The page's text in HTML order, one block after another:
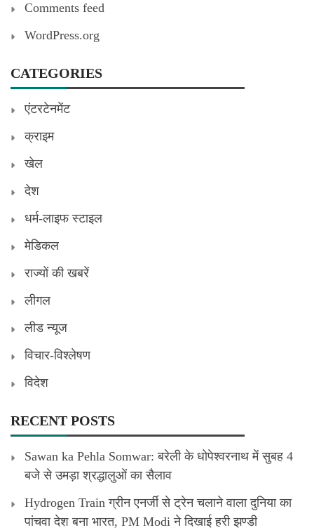
Comments feed
WordPress.org
CATEGORIES
एंटरटेनमेंट
क्राइम
खेल
देश
धर्म-लाइफ स्टाइल
मेडिकल
राज्यों की खबरें
लीगल
लीड न्यूज
विचार-विश्लेषण
विदेश
RECENT POSTS
Sawan ka Pehla Somwar: बरेली के धोपेश्वरनाथ में सुबह 4
बजे से उमड़ा श्रद्धालुओं का सैलाव
Hydrogen Train ग्रीन एनर्जी से ट्रेन चलाने वाला दुनिया का
पांचवा देश बना भारत, PM Modi ने दिखाई हरी झण्डी